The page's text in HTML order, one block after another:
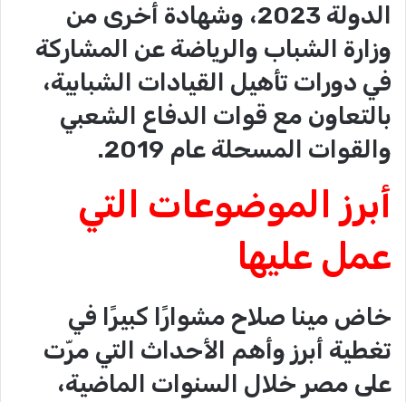
الدولة 2023، وشهادة أخرى من
وزارة الشباب والرياضة عن المشاركة
في دورات تأهيل القيادات الشبابية،
بالتعاون مع قوات الدفاع الشعبي
والقوات المسحلة عام 2019.
أبرز الموضوعات التي
عمل عليها
خاض مينا صلاح مشوارًا كبيرًا في
تغطية أبرز وأهم الأحداث التي مرّت
على مصر خلال السنوات الماضية،